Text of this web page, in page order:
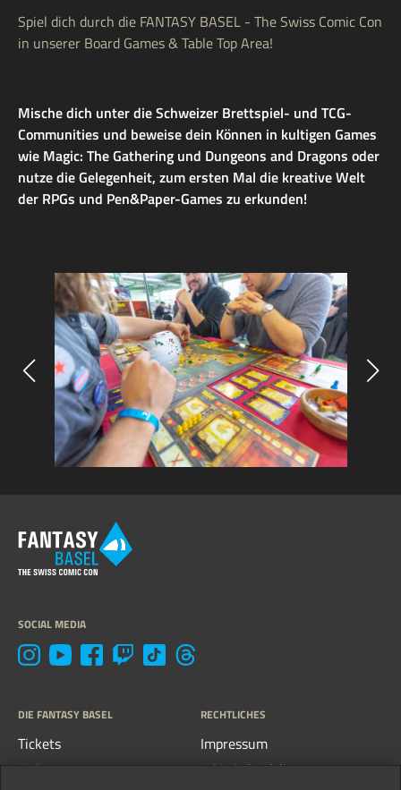
Spiel dich durch die FANTASY BASEL - The Swiss Comic Con
in unserer Board Games & Table Top Area!
Mische dich unter die Schweizer Brettspiel- und TCG-
Communities und beweise dein Können in kultigen Games
wie Magic: The Gathering und Dungeons and Dragons oder
nutze die Gelegenheit, zum ersten Mal die kreative Welt
der RPGs und Pen&Paper-Games zu erkunden!
SOCIAL MEDIA
DIE FANTASY BASEL
Tickets
FAQs
RECHTLICHES
Impressum
AGB & Guidelines